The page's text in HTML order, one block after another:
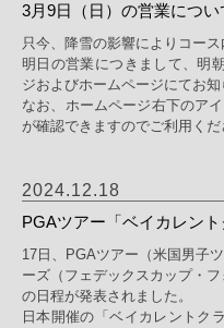
3月9日（日）の営業につい
只今、降雪の影響によりコース
明日の営業につきまして、明
ジおよびホームページにてお知
なお、ホームページ右下のア
が確認できますのでご利用くだ
2024.12.18
PGAツアー「ベイカレン
17日、PGAツアー（米国男子
ーズ（フェデックスカップ・フ
の日程が発表されました。
日本開催の「ベイカレントク